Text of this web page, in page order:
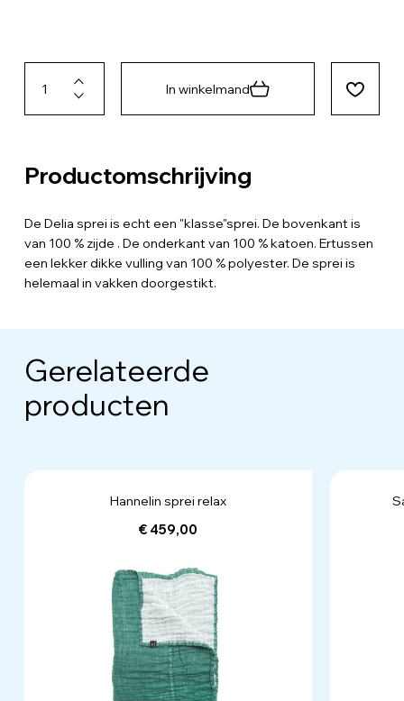
In winkelmand
Productomschrijving
De Delia sprei is echt een "klasse"sprei. De bovenkant is
van 100 % zijde . De onderkant van 100 % katoen. Ertussen
een lekker dikke vulling van 100 % polyester. De sprei is
helemaal in vakken doorgestikt.
Gerelateerde
producten
Hannelin sprei relax
€ 459,00